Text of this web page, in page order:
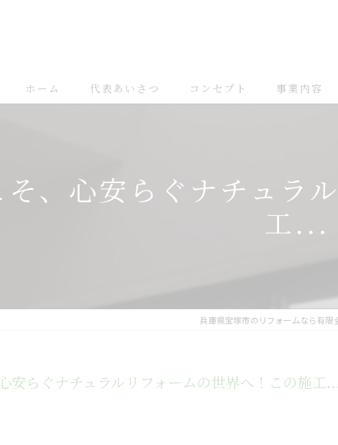
ホーム 代表あいさつ コンセプト 事業内容
そ、心安らぐナチュラ
工...
兵庫県宝塚市のリフォームなら有限
安らぐナチュラルリフォームの世界へ！この施工